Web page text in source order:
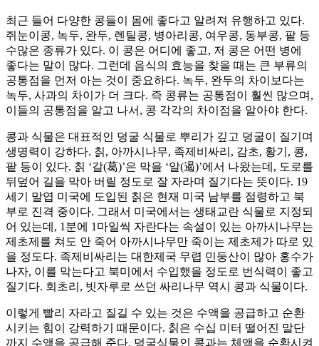
최근 들어 다양한 콩들이 몸에 좋다고 알려져 유행하고 있다.
쥐눈이콩, 녹두, 완두, 렌틸콩, 병아리콩, 여우콩, 동부콩, 팥 등
수많은 종류가 있다. 이 콩은 어디에 좋고, 저 콩은 어떤 병에
좋다는 말이 많다. 그런데 음식의 효능을 찾을 때는 큰 부류의
공통점을 먼저 아는 것이 중요하다. 녹두, 완두의 차이보다는
녹두, 사과의 차이가 더 크다. 즉 콩류는 공통점이 훨씬 많으며,
이들의 공통점을 알고 나서, 콩 각각의 차이점을 알아야 한다.
콩과 식물은 대표적인 덩굴 식물로 뿌리가 깊고 덩굴이 질기며
생명력이 강하다. 칡, 아까시나무, 족제비싸리, 감초, 황기, 콩,
팥 등이 있다. 칡 ‘갈(葛)’은 막을 ‘알(遏)’에서 나왔는데, 도로를
뒤덮어 길을 막아 버릴 정도로 잘 자라며 질기다는 뜻이다. 19
세기 말엽 미국에 도입된 칡은 현재 미국 남부를 점령하고 북
부로 진격 중이다. 그래서 미국에서는 생태교란 식물로 지정되
어 있는데, 1분에 1마일씩 자란다는 속설이 있는 아까시나무는
제초제를 쳐도 안 죽어 아까시나무만 죽이는 제초제가 따로 있
을 정도다. 족제비싸리는 대한제국 무렵 민둥산이 많아 홍수가
나자, 이를 막는다고 북미에서 수입했을 정도로 번식력이 좋고
질기다. 회초리, 빗자루로 쓰던 싸리나무 역시 콩과 식물이다.
이렇게 빨리 자라고 질길 수 있는 것은 수액을 공급하고 순환
시키는 힘이 강력하기 때문이다. 칡은 수십 미터 떨어진 말단
까지 수액을 공급해 준다. 덩굴식물인 콩과는 체액을 순환시켜